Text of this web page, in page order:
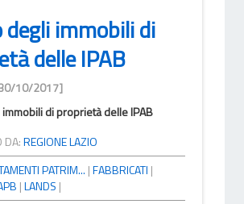
degli immobili di
delle IPAB
30/10/2017]
di proprietà delle IPAB
DA:REGIONE LAZIO
PATRIM... |FABBRICATI |
|LANDS |